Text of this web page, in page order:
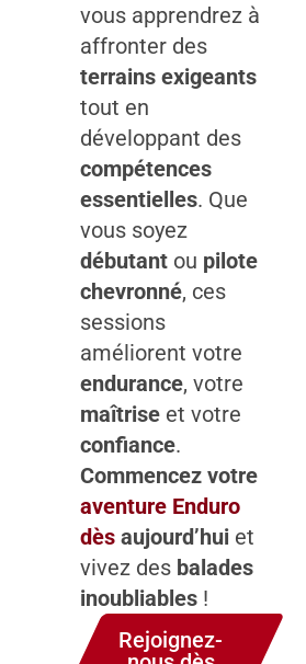
vous apprendrez à
affronter des
terrains exigeants
tout en
développant des
compétences
essentielles. Que
vous soyez
débutant ou pilote
chevronné, ces
sessions
améliorent votre
endurance, votre
maîtrise et votre
confiance.
Commencez votre
aventure Enduro
dès aujourd’hui et
vivez des balades
inoubliables !
Rejoignez-